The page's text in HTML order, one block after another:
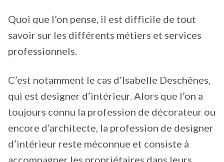
Quoi que l’on pense, il est difficile de tout
savoir sur les différents métiers et services
professionnels.
C’est notamment le cas d’Isabelle Deschênes,
qui est designer d’intérieur. Alors que l’on a
toujours connu la profession de décorateur ou
encore d’architecte, la profession de designer
d’intérieur reste méconnue et consiste à
accompagner les propriétaires dans leurs